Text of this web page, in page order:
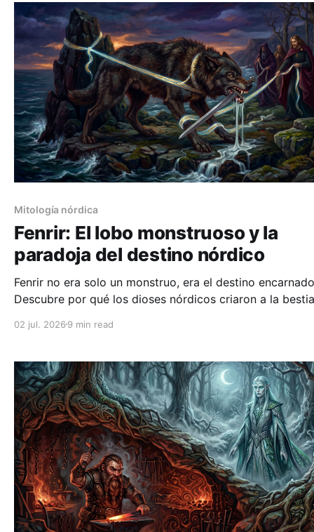
Mitología nórdica
Fenrir: El lobo monstruoso y la
paradoja del destino nórdico
Fenrir no era solo un monstruo, era el destino
Descubre por qué los dioses nórdicos criaron a la
02 jul. 2026 9 min read